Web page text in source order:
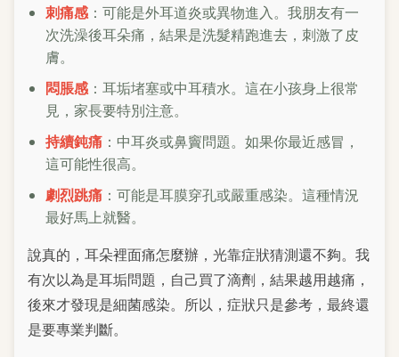
刺痛感：可能是外耳道炎或異物進入。我朋友有一
次洗澡後耳朵痛，結果是洗髮精跑進去，刺激了皮
膚。
悶脹感：耳垢堵塞或中耳積水。這在小孩身上很常
見，家長要特別注意。
持續鈍痛 ：中耳炎或鼻竇問題。如果你最近感冒，
這可能性很高。
劇烈跳痛 ：可能是耳膜穿孔或嚴重感染。這種情況
最好馬上就醫。
說真的，耳朵裡面痛怎麼辦，光靠症狀猜測還不夠。我
有次以為是耳垢問題，自己買了滴劑，結果越用越痛，
後來才發現是細菌感染。所以，症狀只是參考，最終還
是要專業判斷。